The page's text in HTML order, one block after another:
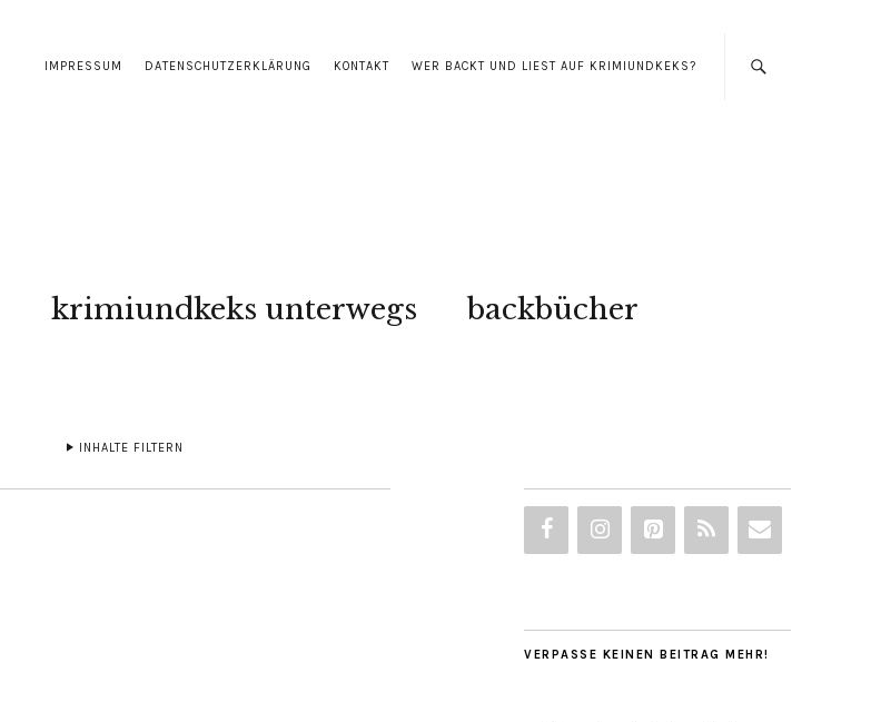
IMPRESSUM DATENSCHUTZERKLÄRUNG KONTAKT WER BACKT UND LIEST AUF KRIMIUNDKEKS?
krimiundkeks unterwegs backbücher
INHALTE FILTERN
VERPASSE KEINEN BEITRAG MEHR!